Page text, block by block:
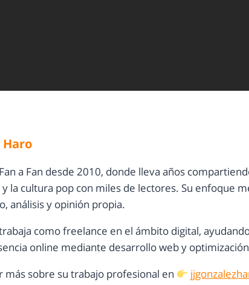
Haro
a Fan desde 2010, donde lleva años
y la cultura pop con miles de lectores. Su enfoque
análisis y opinión propia.
como freelance en el ámbito digital,
online mediante desarrollo web y
más sobre su trabajo profesional en